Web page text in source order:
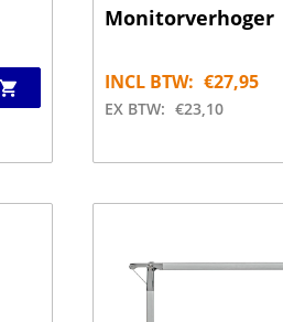
Monitorverhoger
INCL BTW: €27,95
EX BTW: €23,10